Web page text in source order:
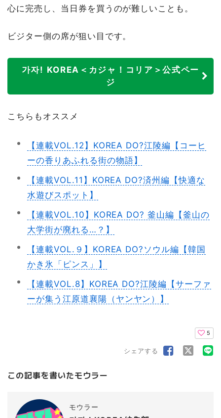
心に完売し、当日券を買うのが難しいことも。
ビジター側の席が狙い目です。
가자! KOREA＜カジャ！コリア＞公式ペー
ジ
こちらもオススメ
【連載VOL.12】KOREA DO?江陵編【コーヒ
ーの香りあふれる街の物語】
【連載VOL.11】KOREA DO?済州編【快適な
水遊びスポット】
【連載VOL.10】KOREA DO? 釜山編【釜山の
大学街が廃れる…？】
【連載VOL.９】KOREA DO?ソウル編【韓国
かき氷「ピンス」】
【連載VOL.8】KOREA DO?江陵編【サーファ
ーが集う江原道襄陽（ヤンヤン）】
5
シェアする
この記事を書いたモウラー
モウラー